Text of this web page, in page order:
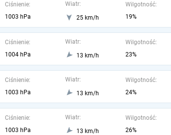
Ciśnienie:
1003 hPa
Wiatr:
25 km/h
Wilgotność:
19%
Ciśnienie:
1004 hPa
Wiatr:
13 km/h
Wilgotność:
23%
Ciśnienie:
1003 hPa
Wiatr:
13 km/h
Wilgotność:
24%
Ciśnienie:
1003 hPa
Wiatr:
13 km/h
Wilgotność:
26%